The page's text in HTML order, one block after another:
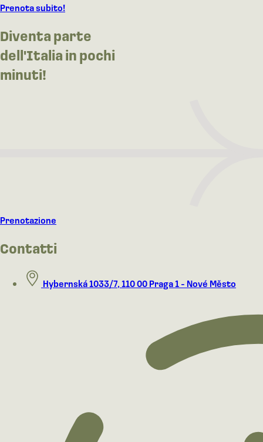
Prenota subito!
Diventa parte
dell'Italia in pochi
minuti!
Prenotazione
Contatti
Hybernská 1033/7, 110 00 Praga 1 - Nové Město